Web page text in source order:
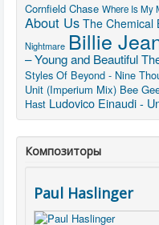
Cornfield Chase Where Is My
About Us The Chemical
Nightmare Billie
– Young and Beautiful
Styles Of Beyond - Nine
Unit (Imperium Mix) Bee
Hast Ludovico Einaudi -
Композиторы
Paul Haslinger